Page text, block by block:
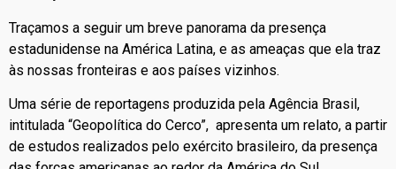
Traçamos a seguir um breve panorama da presença
estadunidense na América Latina, e as ameaças que ela traz
às nossas fronteiras e aos países vizinhos.
Uma série de reportagens produzida pela Agência Brasil,
intitulada “Geopolítica do Cerco”, apresenta um relato, a partir
de estudos realizados pelo exército brasileiro, da presença